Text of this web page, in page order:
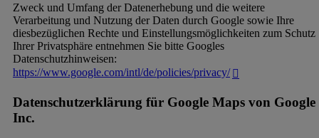
Zweck und Umfang der Datenerhebung und die weitere
Verarbeitung und Nutzung der Daten durch Google sowie Ihre
diesbezüglichen Rechte und Einstellungsmöglichkeiten zum Schutz
Ihrer Privatsphäre entnehmen Sie bitte Googles
Datenschutzhinweisen:
https://www.google.com/intl/de/policies/privacy/
Datenschutzerklärung für Google Maps von Google
Inc.